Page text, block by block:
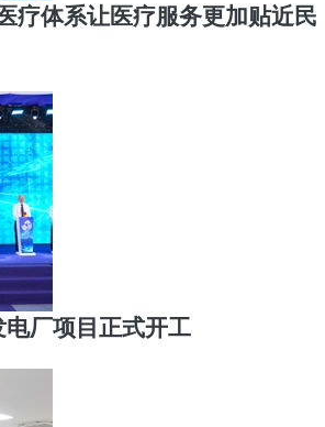
疗体系让医疗服务更加贴近民
厂项目正式开工